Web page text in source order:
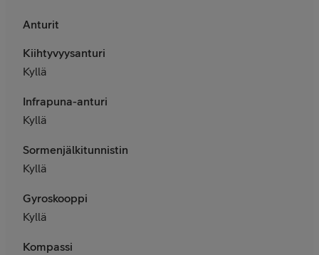
Anturit
Kiihtyvyysanturi
Kyllä
Infrapuna-anturi
Kyllä
Sormenjälkitunnistin
Kyllä
Gyroskooppi
Kyllä
Kompassi